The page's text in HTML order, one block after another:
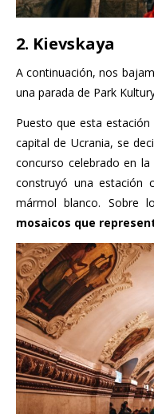
2. Kievskaya
A continuación, nos
una parada de Park
Puesto que esta
capital de Ucrania, se
concurso celebrado en
construyó una estación
mármol blanco. Sobre
mosaicos que